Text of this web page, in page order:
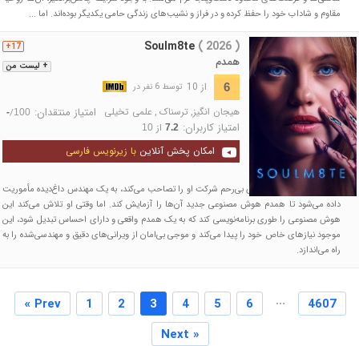
مقاوم و شاداب خود را حفظ کرده و در فراز و نشیب‌های زندگی حامی یکدیگر بوده‌اند. اما ...
+ لیست من
17+ Soulm8te ( 2026 )
همدم
6 از 10 توسط 6 نفر در
هیجان انگیز, ترسناک ,علمی تخیلی امتیاز منتقدان: -/100
امتیاز کاربران: 7.2از 10
امکان پخش آنلاین با زیرنویس فارسی
پس از آنکه یک غول فناوری بی‌رحم شرکت او را تصاحب می‌کند، به یک مهندس داغ‌دیده مأموریت
داده می‌شود تا همدم هوش مصنوعی جدید آن‌ها را آزمایش کند. اما وقتی او تلاش می‌کند این
هوش مصنوعی را طوری برنامه‌نویسی کند که به یک همدم واقعی و دارای احساس تبدیل شود، این
موجود نیازهای خاص خود را پیدا می‌کند و موجی بی‌امان از ویرانی‌های دقیق و مهندسی‌شده را به
راه می‌اندازد.
« Prev 1 2 3 4 5 6 ...
4607
Next »